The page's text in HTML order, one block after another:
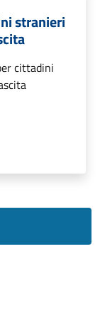
stranieri
cittadini